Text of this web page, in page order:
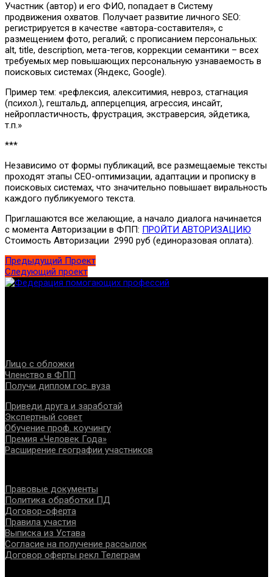
Участник (автор) и его ФИО, попадает в Систему
продвижения охватов. Получает развитие личного SEO:
регистрируется в качестве «автора-составителя», с
размещением фото, регалий; с прописанием персональных:
alt, title, description, мета-тегов, коррекции семантики – всех
требуемых мер повышающих персональную узнаваемость в
поисковых системах (Яндекс, Google).
Пример тем: «рефлексия, алекситимия, невроз, стагнация
(психол.), гештальд, апперцепция, агрессия, инсайт,
нейропластичность, фрустрация, экстраверсия, эйдетика,
т.п.»
***
Независимо от формы публикаций, все размещаемые тексты
проходят этапы СЕО-оптимизации, адаптации и прописку в
поисковых системах, что значительно повышает виральность
каждого публикуемого текста.
Приглашаются все желающие, а начало диалога начинается
с момента Авторизации в ФПП: ПРОЙТИ АВТОРИЗАЦИЮ
Стоимость Авторизации 2990 руб (единоразовая оплата).
Предыдущий Проект
Следующий проект
Лицо с обложки
Членство в ФПП
Получи диплом гос. вуза
Приведи друга и заработай
Экспертный совет
Обучение проф. коучингу
Премия «Человек Года»
Расширение географии участников
Правовые документы
Политика обработки ПД
Договор-оферта
Правила участия
Выписка из Устава
Согласие на получение рассылок
Договор оферты рекл Телеграм